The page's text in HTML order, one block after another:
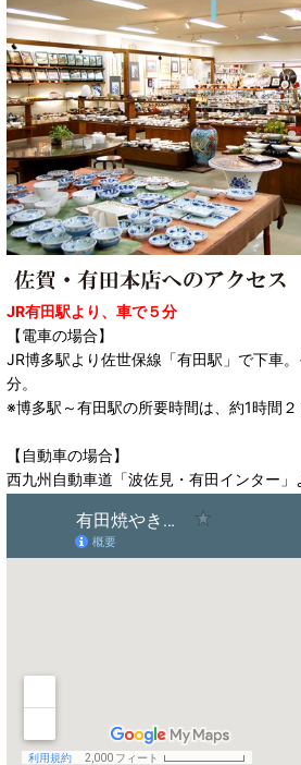
JR有田駅より、車で５分
【電車の場合】
JR博多駅より佐世保線「有田駅」で下車
分。
※博多駅～有田駅の所要時間は、約1時間
【自動車の場合】
西九州自動車道「波佐見・有田インター」